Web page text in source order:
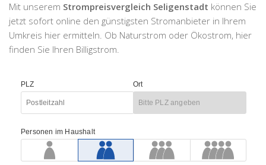
Mit unserem Strompreisvergleich Seligenstadt können Sie
jetzt sofort online den günstigsten Stromanbieter in Ihrem
Umkreis hier ermitteln. Ob Naturstrom oder Ökostrom, hier
finden Sie Ihren Billigstrom.